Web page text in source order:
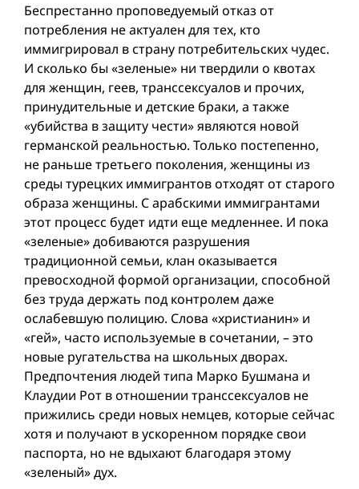
Беспрестанно проповедуемый отказ от
потребления не актуален для тех, кто
иммигрировал в страну потребительских чудес.
И сколько бы «зеленые» ни твердили о квотах
для женщин, геев, транссексуалов и прочих,
принудительные и детские браки, а также
«убийства в защиту чести» являются новой
германской реальностью. Только постепенно,
не раньше третьего поколения, женщины из
среды турецких иммигрантов отходят от старого
образа женщины. С арабскими иммигрантами
этот процесс будет идти еще медленнее. И пока
«зеленые» добиваются разрушения
традиционной семьи, клан оказывается
превосходной формой организации, способной
без труда держать под контролем даже
ослабевшую полицию. Слова «христианин» и
«гей», часто используемые в сочетании, – это
новые ругательства на школьных дворах.
Предпочтения людей типа Марко Бушмана и
Клаудии Рот в отношении транссексуалов не
прижились среди новых немцев, которые сейчас
хотя и получают в ускоренном порядке свои
паспорта, но не вдыхают благодаря этому
«зеленый» дух.